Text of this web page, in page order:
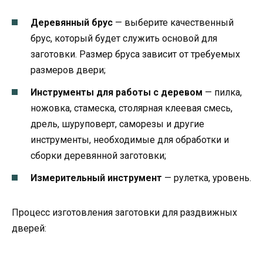
Деревянный брус — выберите качественный
брус, который будет служить основой для
заготовки. Размер бруса зависит от требуемых
размеров двери;
Инструменты для работы с деревом — пилка,
ножовка, стамеска, столярная клеевая смесь,
дрель, шуруповерт, саморезы и другие
инструменты, необходимые для обработки и
сборки деревянной заготовки;
Измерительный инструмент — рулетка, уровень.
Процесс изготовления заготовки для раздвижных
дверей: